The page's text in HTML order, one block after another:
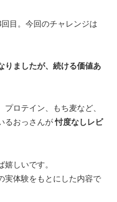
目。今回のチャレンジは
りましたが、続ける価値あ
ロテイン、もち麦など、
るおっさんが忖度なしレビ
しいです。
実体験をもとにした内容で